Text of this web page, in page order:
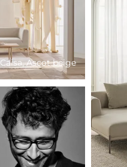
Caisa, Ascot beige